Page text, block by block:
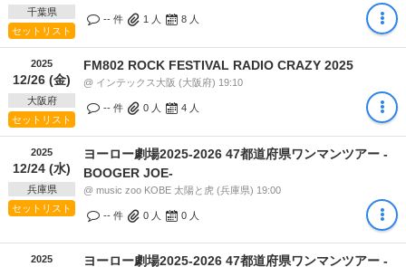
千葉県
セットリスト
-- 件 1 人 8 人
2025
12/26 (金)
大阪府
セットリスト
FM802 ROCK FESTIVAL RADIO CRAZY 2025
@ インテックス大阪 (大阪府) 19:10
-- 件 0 人 4 人
2025
12/24 (水)
兵庫県
セットリスト
ヨーロー劇場2025-2026 47都道府県ワンマンツアー -
BOOGER JOE-
@ music zoo KOBE 太陽と虎 (兵庫県) 19:00
-- 件 0 人 0 人
2025
ヨーロー劇場2025-2026 47都道府県ワンマンツアー -